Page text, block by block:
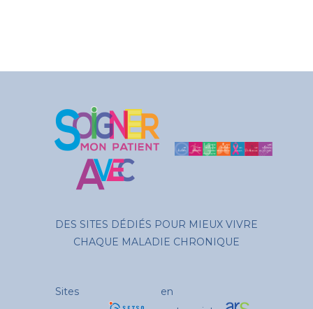
DES SITES DÉDIÉS POUR MIEUX VIVRE
CHAQUE MALADIE CHRONIQUE
Sites
en